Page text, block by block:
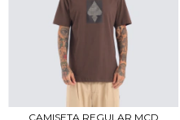
CAMISETA REGULAR MCD